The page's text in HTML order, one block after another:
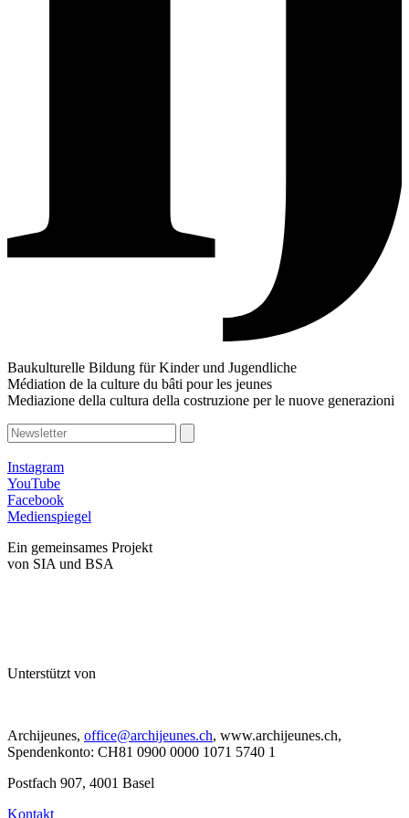
Baukulturelle Bildung für Kinder und Jugendliche
Médiation de la culture du bâti pour les jeunes
Mediazione della cultura della costruzione per le nuove generazioni
Instagram
YouTube
Facebook
Medienspiegel
Ein gemeinsames Projekt
von SIA und BSA
Unterstützt von
Archijeunes, office@archijeunes.ch, www.archijeunes.ch,
Spendenkonto: CH81 0900 0000 1071 5740 1
Postfach 907, 4001 Basel
Kontakt